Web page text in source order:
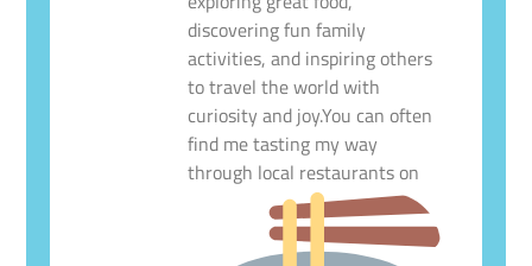
discovering fun family
activities, and inspiring others
to travel the world with
curiosity and joy.You can often
find me tasting my way
through local restaurants on